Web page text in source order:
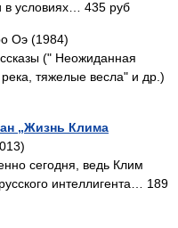
условиях… 435 руб
Оэ (1984)
(" Неожиданная
тяжелые весла" и др.)
„Жизнь Клима
сегодня, ведь Клим
интеллигента… 189